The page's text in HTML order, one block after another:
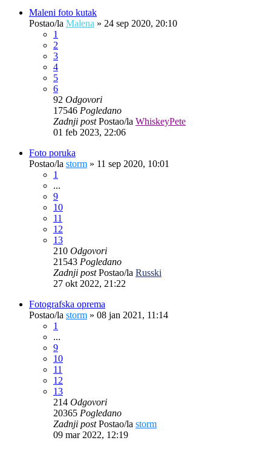
Maleni foto kutak
Postao/la Malena » 24 sep 2020, 20:10
1
2
3
4
5
6
92 Odgovori
17546 Pogledano
Zadnji postPostao/la WhiskeyPete
01 feb 2023, 22:06
Foto poruka
Postao/la storm » 11 sep 2020, 10:01
1
...
9
10
11
12
13
210 Odgovori
21543 Pogledano
Zadnji postPostao/la Russki
27 okt 2022, 21:22
Fotografska oprema
Postao/la storm » 08 jan 2021, 11:14
1
...
9
10
11
12
13
214 Odgovori
20365 Pogledano
Zadnji postPostao/la storm
09 mar 2022, 12:19